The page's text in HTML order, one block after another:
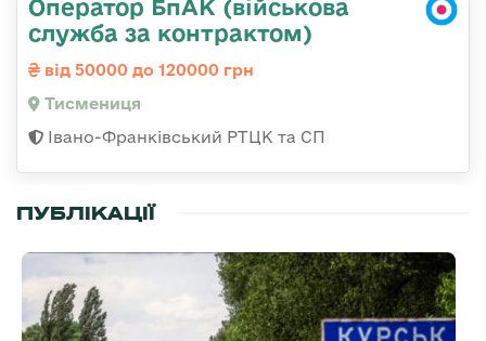
Оператор БпАК (військова
служба за контрактом)
від 50000 до 120000 грн
Тисмениця
Івано-Франківський РТЦК та СП
ПУБЛІКАЦІЇ